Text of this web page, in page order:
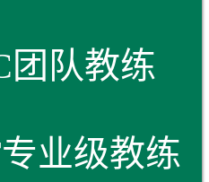
团队教练
业级教练